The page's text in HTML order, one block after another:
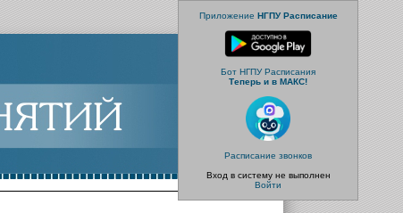
Приложение НГПУ Расписание
Бот НГПУ Расписания
Теперь и в МАКС!
Расписание звонков
Вход в систему не выполнен
Войти